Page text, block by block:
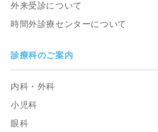
外来受診について
時間外診療センターについて
診療科のご案内
内科・外科
小児科
眼科